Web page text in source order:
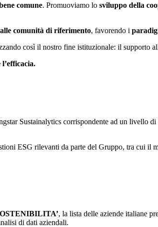
comune. Promuoviamo lo sviluppo della
comunità di riferimento, favorendo i
così il nostro fine istituzionale: il supporto
Sustainalytics corrispondente ad un livello
ESG rilevanti da parte del Gruppo, tra cui il
, la lista delle aziende italiane
di dati aziendali.